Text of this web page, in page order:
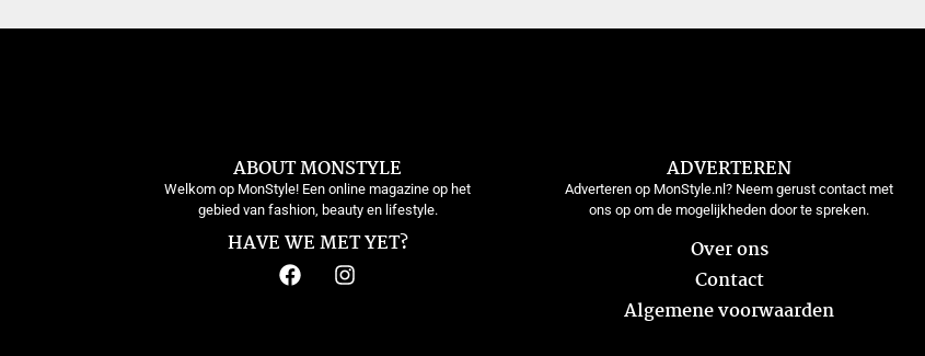
ABOUT MONSTYLE
Welkom op MonStyle! Een online magazine op het
gebied van fashion, beauty en lifestyle.
HAVE WE MET YET?
ADVERTEREN
Adverteren op MonStyle.nl? Neem gerust contact met
ons op om de mogelijkheden door te spreken.
Over ons
Contact
Algemene voorwaarden